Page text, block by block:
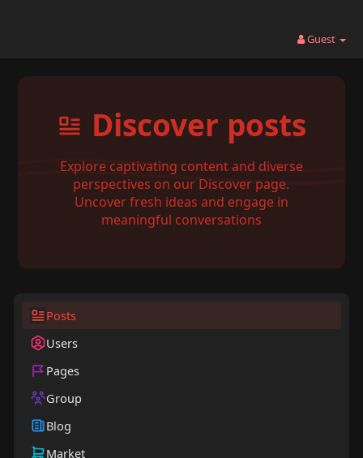
Guest
Discover posts
Explore captivating content and diverse
perspectives on our Discover page.
Uncover fresh ideas and engage in
meaningful conversations
Posts
Users
Pages
Group
Blog
Market